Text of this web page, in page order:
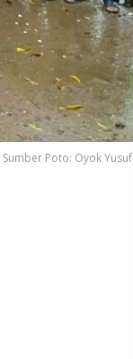
Poto: Oyok Yusuf